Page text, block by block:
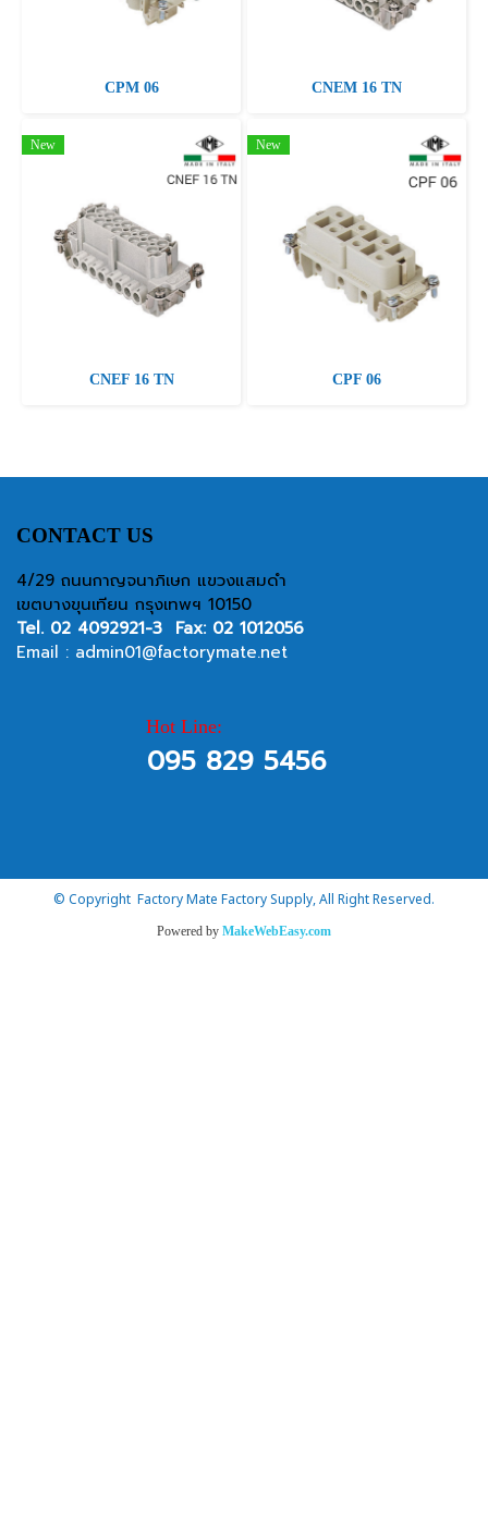
CPM 06 CNEM 16 TN
New
CNEF 16 TN
New
CPF 06
CONTACT US
4/29 ถนนกาญจนาภิเษก แขวงแสมดำ
เขตบางขุนเทียน กรุงเทพฯ 10150
Tel. 02 4092921-3 Fax: 02 1012056
Email : admin01@factorymate.net
Hot Line:
095 829 5456
© Copyright Factory Mate Factory Supply, All Right Reserved.
Powered by MakeWebEasy.com